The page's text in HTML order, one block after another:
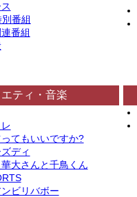
番組
番組
ティ・音楽
てもいいですか?
ディ
大さんと千鳥くん
ビリバボー